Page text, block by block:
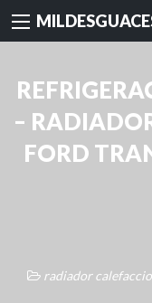
–
FORD
radiador